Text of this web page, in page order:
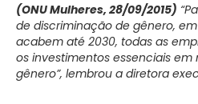
(ONU Mulheres, 28/09/2015)
de discriminação de gênero,
acabem até 2030, todas as
os investimentos essenciais
gênero”, lembrou a diretora